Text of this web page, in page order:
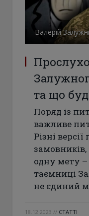
Валерій
та що
Поряд із
важливе
Різні
одну мету –
таємниці
не єдиний
18.12.2023 // СТАТТІ